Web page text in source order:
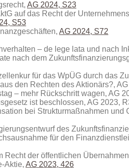
AG 2024, S23
auf das Recht der
S53
AG 2024, S72
– de lege lata und nach
nach dem
für das WpÜG durch das
den Rechten des Aktionärs?,
– mehr Rückschritt wagen, AG
ist beschlossen, AG 2023,
bei Strukturmaßnahmen
des
für den
Recht der öffentlichen
AG 2023, 426